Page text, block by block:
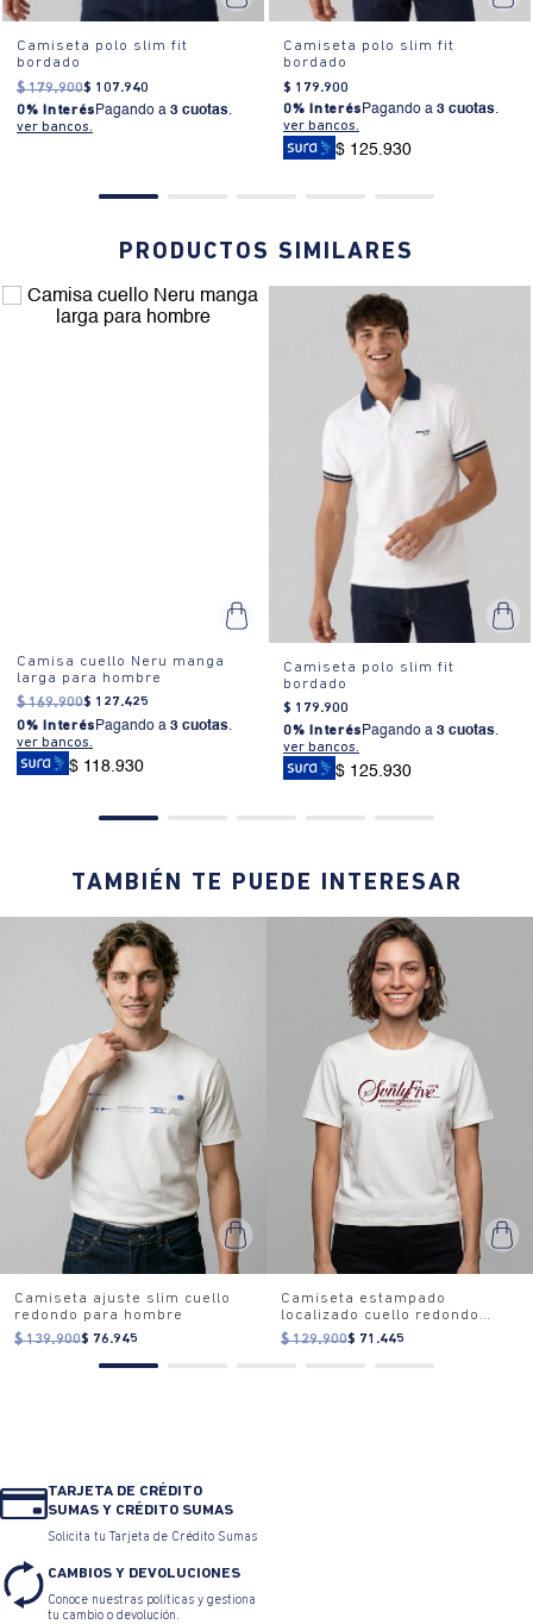
¿Cómo se usa?:El fit slim es ideal para eventos casuales o salidas
informales, proporcionando un look moderno y estilizado.
Camiseta polo slim fit
bordado
$ 179.900$ 107.940
0% Interés Pagando a 3 cuotas.
ver bancos.
Camiseta polo slim fit
bordado
$ 179.900
0% Interés Pagando a 3 cuotas.
ver bancos.
$ 125.930
PRODUCTOS SIMILARES
25% OFF
Camisa cuello Neru manga
larga para hombre
$ 169.900$ 127.425
0% Interés Pagando a 3 cuotas.
ver bancos.
$ 118.930
Camiseta polo slim fit
bordado
$ 179.900
0% Interés Pagando a 3 cuotas.
ver bancos.
$ 125.930
TAMBIÉN TE PUEDE INTERESAR
Camiseta ajuste slim cuello
redondo para hombre
$ 139.900$ 76.945
Camiseta estampado
localizado cuello redondo
para mujer
$ 129.900$ 71.445
TARJETA DE CRÉDITO
SUMAS Y CRÉDITO SUMAS
Solicita tu Tarjeta de Crédito Sumas
CAMBIOS Y DEVOLUCIONES
Conoce nuestras políticas y gestiona
tu cambio o devolución.